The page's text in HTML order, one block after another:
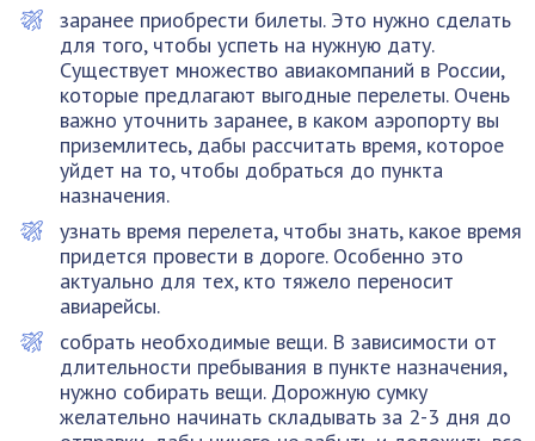
заранее приобрести билеты. Это нужно сделать
для того, чтобы успеть на нужную дату.
Существует множество авиакомпаний в России,
которые предлагают выгодные перелеты. Очень
важно уточнить заранее, в каком аэропорту вы
приземлитесь, дабы рассчитать время, которое
уйдет на то, чтобы добраться до пункта
назначения.
узнать время перелета, чтобы знать, какое время
придется провести в дороге. Особенно это
актуально для тех, кто тяжело переносит
авиарейсы.
собрать необходимые вещи. В зависимости от
длительности пребывания в пункте назначения,
нужно собирать вещи. Дорожную сумку
желательно начинать складывать за 2-3 дня до